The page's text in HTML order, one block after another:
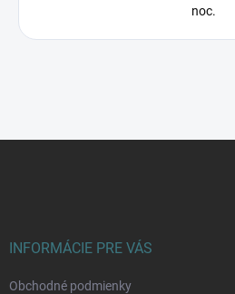
noc.
INFORMÁCIE PRE VÁS
Obchodné podmienky